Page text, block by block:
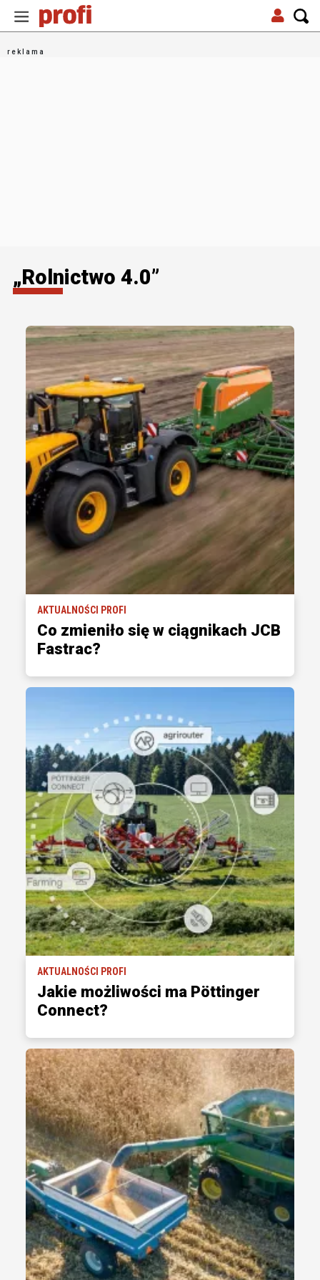
„Rolnictwo 4.0”
AKTUALNOŚCI PROFI
Co zmieniło się w ciągnikach JCB
Fastrac?
AKTUALNOŚCI PROFI
Jakie możliwości ma Pöttinger
Connect?